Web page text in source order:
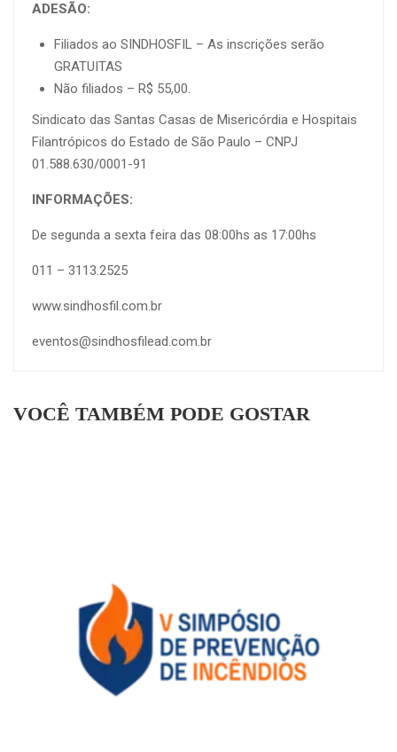
ADESÃO:
Filiados ao SINDHOSFIL – As inscrições serão
GRATUITAS
Não filiados – R$ 55,00.
Sindicato das Santas Casas de Misericórdia e Hospitais
Filantrópicos do Estado de São Paulo – CNPJ
01.588.630/0001-91
INFORMAÇÕES:
De segunda a sexta feira das 08:00hs as 17:00hs
011 – 3113.2525
www.sindhosfil.com.br
eventos@sindhosfilead.com.br
VOCÊ TAMBÉM PODE GOSTAR